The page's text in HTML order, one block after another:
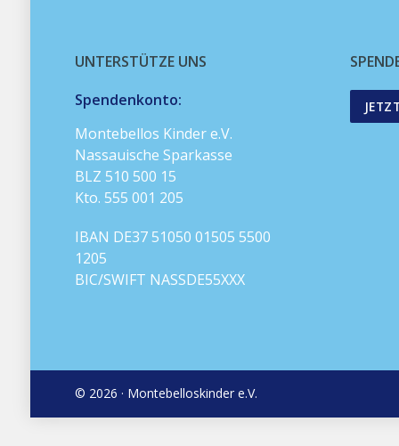
UNTERSTÜTZE UNS
Spendenkonto:
Montebellos Kinder e.V.
Nassauische Sparkasse
BLZ 510 500 15
Kto. 555 001 205
IBAN DE37 51050 01505 5500
1205
BIC/SWIFT NASSDE55XXX
© 2026 · Montebelloskinder e.V.